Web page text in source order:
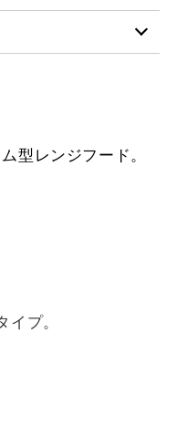
¥9,460（税抜価格 ￥
¥9,460（税抜価格 ￥
¥3,520（税抜価格 ￥
¥9,570（税抜価格 ￥
¥5,390（税抜価格 ￥
型レンジフード。
イプ。